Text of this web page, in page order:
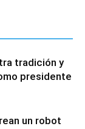
tradición y
presidente
un robot